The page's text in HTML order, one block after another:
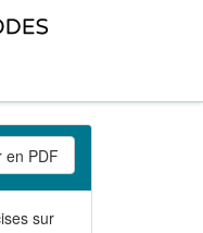
en PDF
sur